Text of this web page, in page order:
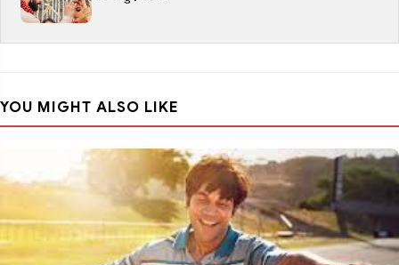
YOU MIGHT ALSO LIKE